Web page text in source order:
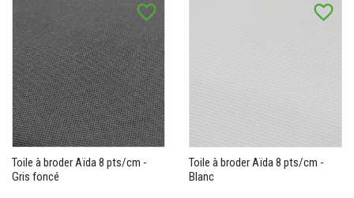
favorite_border
Toile à broder Aïda 8 pts/cm -
Gris foncé
favorite_border
Toile à broder Aïda 8 pts/cm -
Blanc